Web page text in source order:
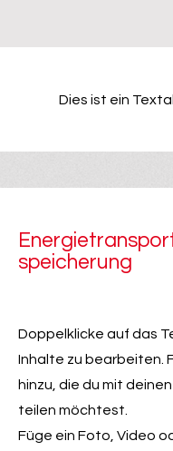
Dies ist ein
speicherung
Doppelklicke auf das
Inhalte zu bearbeiten.
hinzu, die du mit
teilen möchtest.
Füge ein Foto, Video